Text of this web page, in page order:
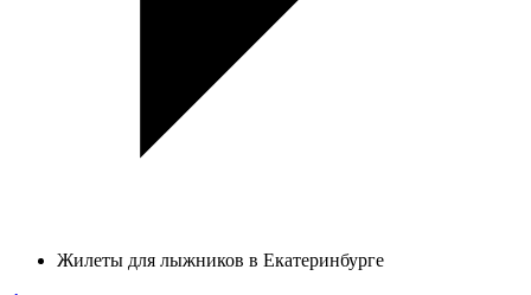
Жилеты для лыжников в Екатеринбурге